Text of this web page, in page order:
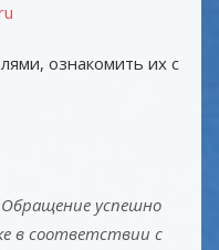
ознакомить их с
успешно
в соответствии с